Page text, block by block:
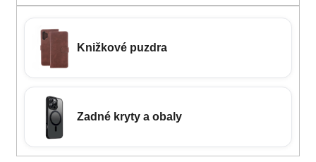
Knižkové puzdra
Zadné kryty a obaly